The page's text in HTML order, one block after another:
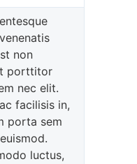
non
porttitor
nec elit.
facilisis in,
porta sem
luctus,